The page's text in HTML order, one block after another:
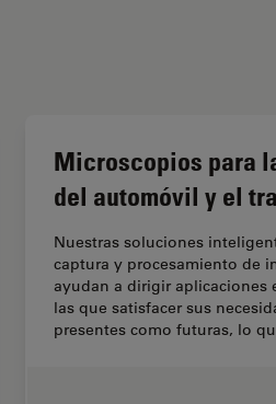
electrónica y de semiconductores
Microscopios para
del automóvil y el
Nuestras soluciones
captura y procesamiento de
ayudan a dirigir aplicaciones
las que satisfacer sus
presentes como futuras, lo